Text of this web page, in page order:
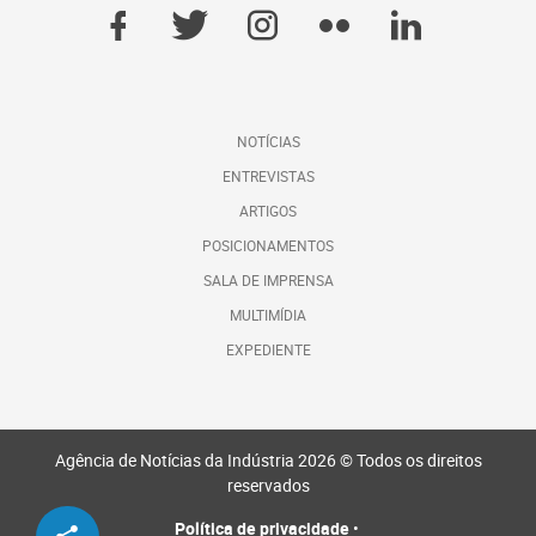
NOTÍCIAS
ENTREVISTAS
ARTIGOS
POSICIONAMENTOS
SALA DE IMPRENSA
MULTIMÍDIA
EXPEDIENTE
Agência de Notícias da Indústria 2026 © Todos os direitos
reservados
Política de privacidade•